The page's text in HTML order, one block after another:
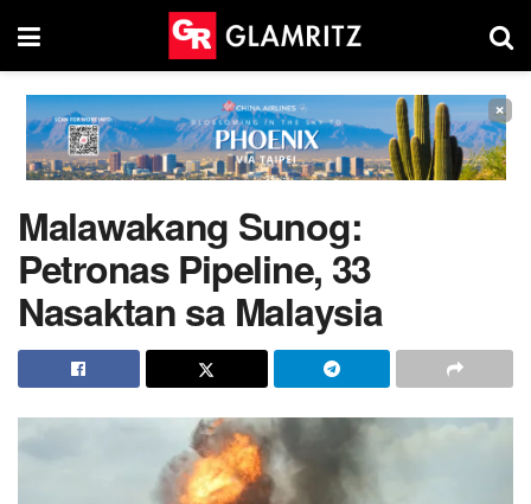
×
Malawakang Sunog:
Petronas Pipeline, 33
Nasaktan sa Malaysia